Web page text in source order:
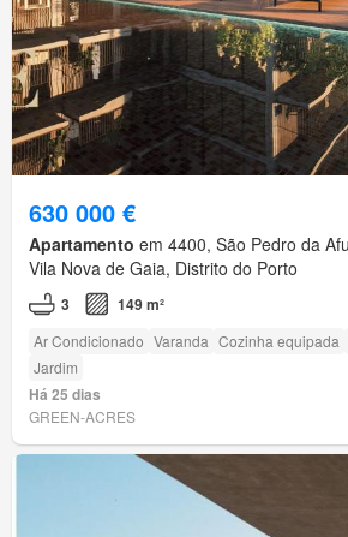
630 000 €
Apartamento em 4400, São Pedro da
Vila Nova de Gaia, Distrito do Porto
3 149 m²
Ar Condicionado Varanda Cozinha equipada
Jardim
Há 25 dias
GREEN-ACRES